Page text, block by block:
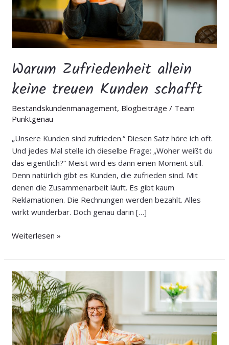
Warum Zufriedenheit allein
keine treuen Kunden schafft
Bestandskundenmanagement, Blogbeiträge / Team
Punktgenau
„Unsere Kunden sind zufrieden.“ Diesen Satz höre ich oft.
Und jedes Mal stelle ich dieselbe Frage: „Woher weißt du
das eigentlich?“ Meist wird es dann einen Moment still.
Denn natürlich gibt es Kunden, die zufrieden sind. Mit
denen die Zusammenarbeit läuft. Es gibt kaum
Reklamationen. Die Rechnungen werden bezahlt. Alles
wirkt wunderbar. Doch genau darin […]
Weiterlesen »
Gute
Kundenbeziehungen
erkennen